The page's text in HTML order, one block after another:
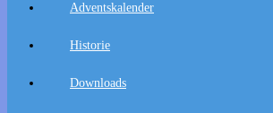
Adventskalender
Historie
Downloads